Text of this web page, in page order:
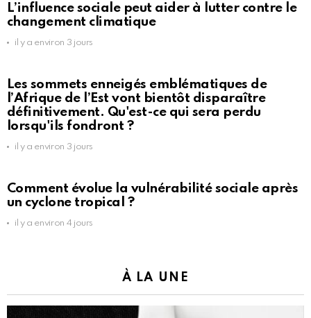
L’influence sociale peut aider à lutter contre le
changement climatique
il y a environ 3 jours
Les sommets enneigés emblématiques de
l’Afrique de l’Est vont bientôt disparaître
définitivement. Qu'est-ce qui sera perdu
lorsqu'ils fondront ?
il y a environ 3 jours
Comment évolue la vulnérabilité sociale après
un cyclone tropical ?
il y a environ 4 jours
À LA UNE